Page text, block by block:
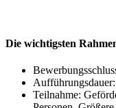
Die wichtigsten
Teilnahme: